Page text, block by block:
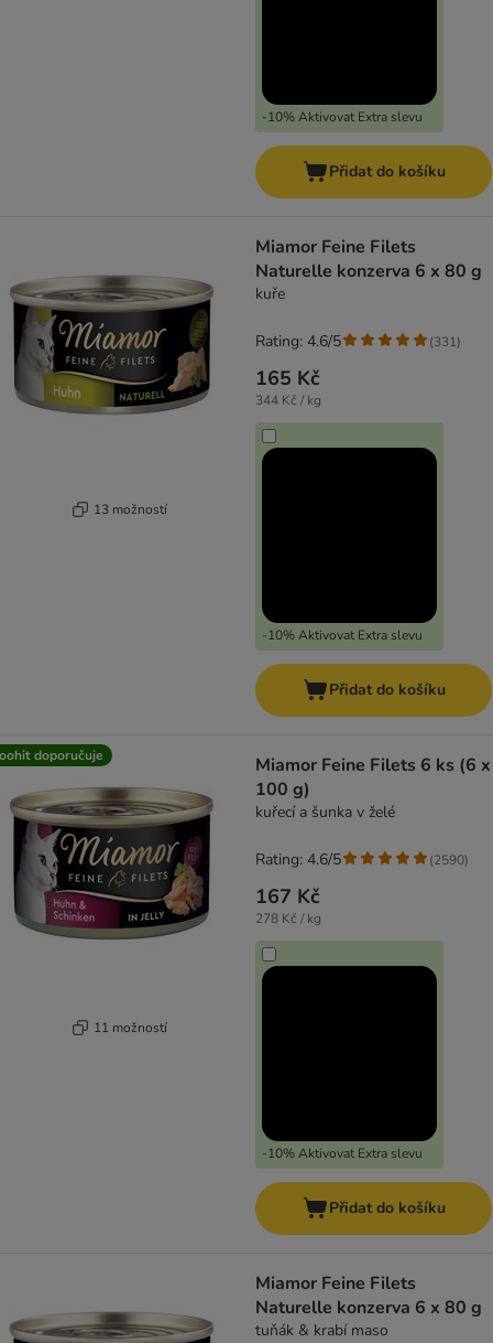
-10% Aktivovat Extra slevu
Přidat do košíku
13 možností
Miamor Feine Filets
Naturelle konzerva 6 x 80 g
kuře
165 Kč
344 Kč / kg
-10% Aktivovat Extra slevu
Rating: 4.6/5 (331)
Přidat do košíku
doporučuje
11 možností
Miamor Feine Filets 6 ks (6 x
100 g)
kuřecí a šunka v želé
167 Kč
278 Kč / kg
-10% Aktivovat Extra slevu
Rating: 4.6/5 (2590)
Přidat do košíku
Miamor Feine Filets
Naturelle konzerva 6 x 80 g
tuňák & krabí maso